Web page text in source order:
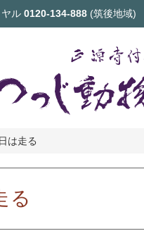
ヤル0120-134-888 (筑後地域)
は走る
る